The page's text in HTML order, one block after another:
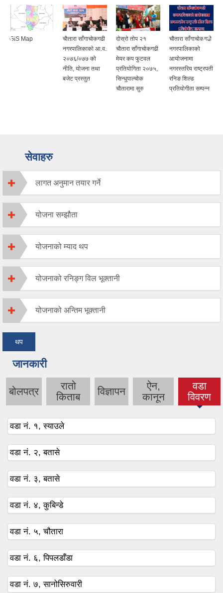
GIS Map
चाैतारा साँगाचोकगढी
नगरपालिकाकाे आ.व.
२०७६/०७७ को
नीति, योजना तथा
बजेट प्रस्तुत
दोस्रो तोप २१
चौतारा साँगाचोकगढी
मेयर कप फुटवल
प्रतियोगिता २०७५,
सिन्धुपाल्चोक
चौतारामा सुरु
चौतारा साँगाचोकगढी
नगरपालिकाको
आयोजनामा
नगरस्तरिय राष्ट्रपती
रनिङ शिल्ड
प्रतियोगीता सम्पन्न
सेवाहरु
लागत अनुमान तयार गर्ने
योजना सम्झौता
योजनाको म्याद थप
योजनाको रनिङ्ग विल भूक्तानी
योजनाको अन्तिम भूक्तानी
थप
जानकारी
बोलपत्र
रातो
किताब
विज्ञापन
ऐन,
कानून
वडा
विवरण
(active
tab)
वडा नं. १, स्याउले
वडा नं. २, बतासे
वडा नं. ३, बतासे
वडा नं. ४, कुबिन्डे
वडा नं. ५, चौतारा
वडा नं. ६, पिपलडाँडा
वडा नं. ७, सानोसिरुवारी